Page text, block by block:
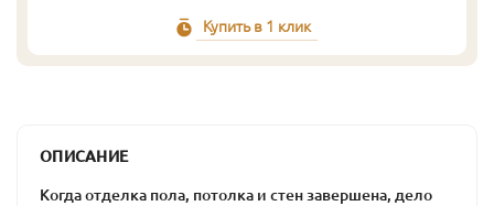
Купить в 1 клик
ОПИСАНИЕ
Когда отделка пола, потолка и стен завершена, дело